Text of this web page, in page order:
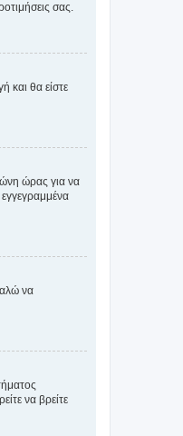
σας.
και θα είστε
ώρας για να
να
να βρείτε